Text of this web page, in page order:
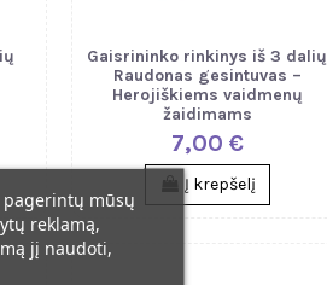
Gaisrininko rinkinys iš 3 dalių
Raudonas gesintuvas –
Herojiškiems vaidmenų
žaidimams
7,00 €
Į krepšelį
pagerintų mūsų
reklamą,
jį naudoti,